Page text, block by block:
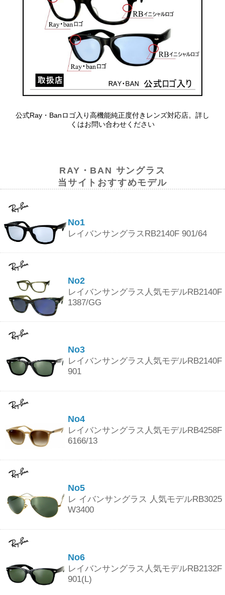
公式Ray・Banロゴ入り高機能純正度付きレンズ対応店。詳し
くはお問い合わせください
RAY・BAN サングラス
当サイトおすすめモデル
No1
レイバンサングラスRB2140F 901/64
No2
レイバンサングラス人気モデルRB2140F
1387/GG
No3
レイバンサングラス人気モデルRB2140F
901
No4
レイバンサングラス人気モデルRB4258F
6166/13
No5
レ イバンサングラス 人気モデルRB3025
W3400
No6
レイバンサングラス人気モデルRB2132F
901(L)